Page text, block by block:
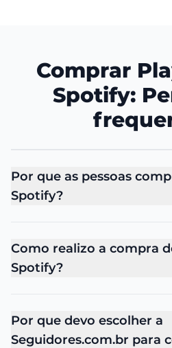
Comprar
Spotify:
Por que as pessoas
Spotify?
Como realizo a compra
Spotify?
Por que devo escolher a
Seguidores.com.br para